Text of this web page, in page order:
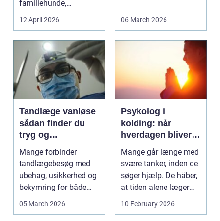
familiehunde,
jagthunde,
konkurrenceh...
12 April 2026 06 March 2026
Tandlæge vanløse
sådan finder du
tryg og
professionel
tandpleje
Mange forbinder
tandlægebesøg med
ubehag, usikkerhed og
bekymring for både
smerter og pris.
05 March 2026
Psykolog i
kolding: når
hverdagen bliver
for tung at bære
alene
Mange går længe med
svære tanker, inden de
søger hjælp. De håber,
at tiden alene læger
sårene, at tr...
10 February 2026